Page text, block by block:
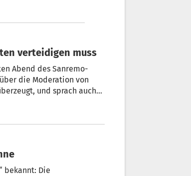
verteidigen muss
des Sanremo-
die Moderation von
und sprach auch
bekannt: Die